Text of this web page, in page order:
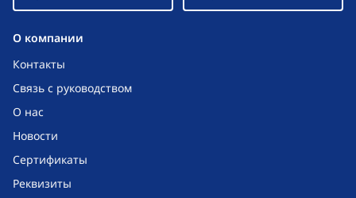
O компании
Контакты
Связь с руководством
О нас
Новости
Сертификаты
Реквизиты